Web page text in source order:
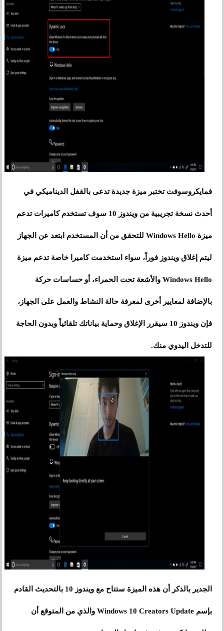
فمايكروسوفت تختبر ميزة جديدة تدعى بالقفل الديناميكي في
أحدث نسخة تجريبية من ويندوز 10 سوف تستخدم كاميرات تدعم
ميزة Windows Hello للتحقق من أن المستخدم ابتعد عن الجهاز
ليتم إغلاق ويندوز فوراً، سواء استخدمت كاميرا خاصة تدعم ميزة
Windows Hello والأشعة تحت الحمراء، أو حساسات حركة
بالإضافة لمعايير أخرى لمعرفة حالة النشاط والعمل على الجهاز،
فإن ويندوز 10 سيقرر الإغلاق وحماية بياناتك تلقائياً وبدون الحاجة
للتدخل اليدوي منك.
الجدير بالذكر أن هذه الميزة ستتاح مع ويندوز 10 بالتحديث القادم
بإسم Windows 10 Creators Update والذي من المتوقع أن